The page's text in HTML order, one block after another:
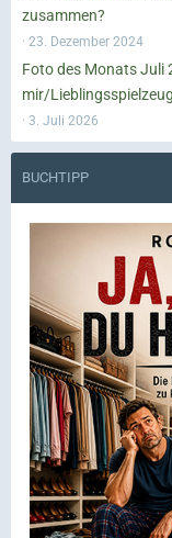
zusammen?
23. Dezember 2024
Foto des Monats Juli
mir/Lieblingsspielzeug
3. Juli 2026
BUCHTIPP